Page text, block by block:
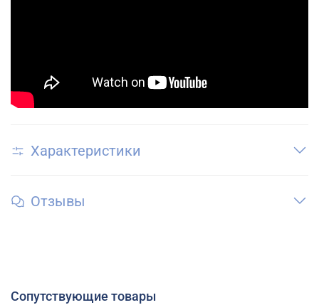
Характеристики
Отзывы
Сопутствующие товары